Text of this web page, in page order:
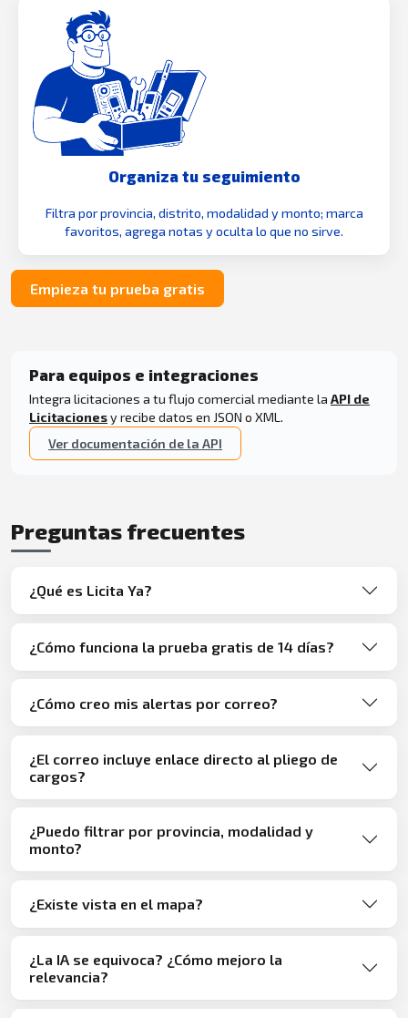
Organiza tu seguimiento
Filtra por provincia, distrito, modalidad y monto; marca
favoritos, agrega notas y oculta lo que no sirve.
Empieza tu prueba gratis
Para equipos e integraciones
Integra licitaciones a tu flujo comercial mediante la API de
Licitacionesy recibe datos en JSON o XML.
Ver documentación de la API
Preguntas frecuentes
¿Qué es Licita Ya?
¿Cómo funciona la prueba gratis de 14 días?
¿Cómo creo mis alertas por correo?
¿El correo incluye enlace directo al pliego de
cargos?
¿Puedo filtrar por provincia, modalidad y
monto?
¿Existe vista en el mapa?
¿La IA se equivoca? ¿Cómo mejoro la
relevancia?